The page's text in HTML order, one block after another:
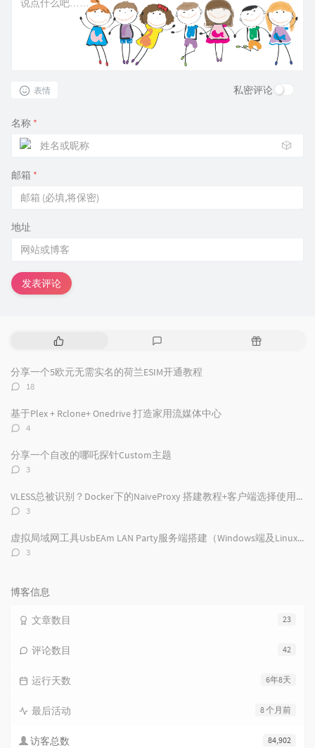
表情 私密评论
名称 *
🎲
邮箱 *
地址
发表评论
热
文
章
评
论
随
分享一个5欧元无需实名的荷兰ESIM开通教程
评
数：
18
基于Plex + Rclone+ Onedrive 打造家用流媒体中心
评
数：
4
分享一个自改的哪吒探针Custom主题
评
数：
3
VLESS总被识别？Docker下的NaiveProxy 搭建教程+客户端选择使用及配置
评
数：
3
虚拟局域网工具UsbEAm LAN Party服务端搭建（Windows端及Linux端）
评
3
博客信息
23
文章数目
42
评论数目
6年8天
运行天数
8 个月前
最后活动
84,902
访客总数